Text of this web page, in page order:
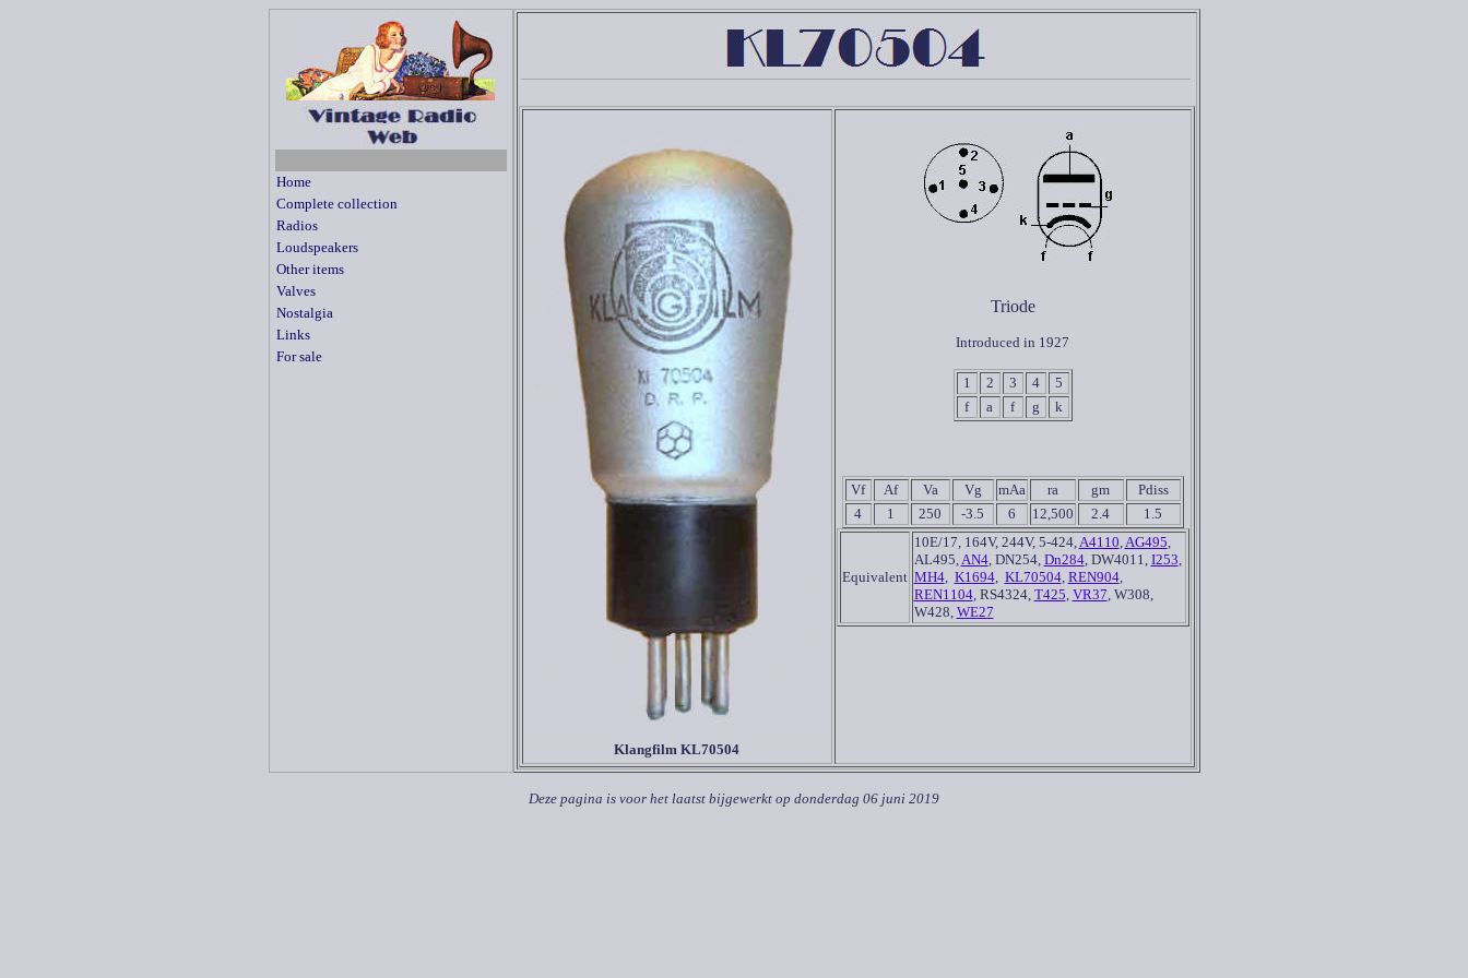
Home
Complete collection
Radios
Loudspeakers
Other items
Valves
Nostalgia
Links
For sale
Klangfilm KL70504
Triode
Introduced in 1927
1 2 3 4
5
f
a f g k
Vf Af Va Vg mAa ra gm
Pdiss
4
1 250 -3.5 6 12,500 2.4 1.5
Equivalent
10E/17, 164V, 244V, 5-424,A4110,AG495,
AL495,AN4, DN254, Dn284, DW4011, I253,
MH4, K1694, KL70504, REN904,
REN1104, RS4324, T425, VR37, W308,
W428, WE27
Deze pagina is voor het laatst bijgewerkt op donderdag 06 juni 2019